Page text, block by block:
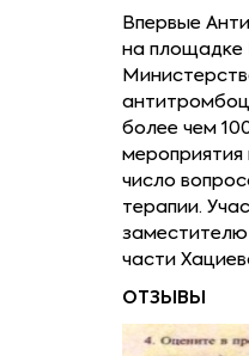
Впервые
на площадке
более чем
мероприятия
число
терапии.
заместителю
части
ОТЗЫВЫ